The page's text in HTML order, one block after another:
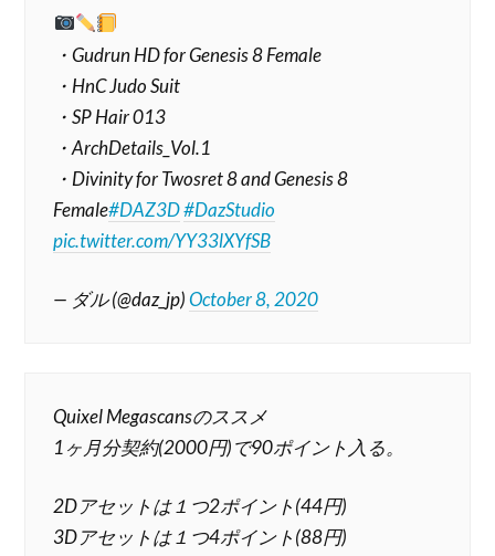
・Gudrun HD for Genesis 8 Female
・HnC Judo Suit
・SP Hair 013
・ArchDetails_Vol.1
・Divinity for Twosret 8 and Genesis 8
Female#DAZ3D#DazStudio
pic.twitter.com/YY33lXYfSB
— ダル (@daz_jp)October 8, 2020
Quixel Megascansのススメ
1ヶ月分契約(2000円)で90ポイント入る。
2Dアセットは１つ2ポイント(44円)
3Dアセットは１つ4ポイント(88円)